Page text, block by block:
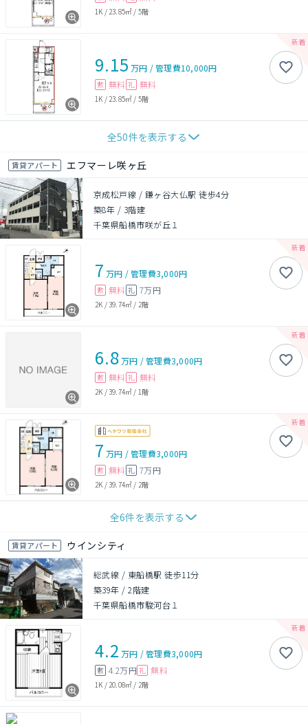
1K / 23.85㎡ / 5階
9.15 万円 /管理費10,000円
敷 無料 礼 無料
1K / 23.85㎡ / 5階
全50件を表示する
賃貸アパート エフマーレ咲ヶ丘
京成松戸線 / 鎌ヶ谷大仏駅 徒歩4分
築8年 / 3階建
千葉県船橋市咲が丘１
7 万円 /管理費3,000円
敷 無料 礼 7万円
2K /39.74㎡ / 2階
6.8万円 /管理費3,000円
敷 無料 礼 無料
2K /39.74㎡ / 1階
7 万円 /管理費3,000円
敷 無料 礼 7万円
2K /39.74㎡ / 2階
全6件を表示する
賃貸アパート ウインシティ
総武線 / 東船橋駅 徒歩11分
築39年 /2階建
千葉県船橋市駿河台１
4.2 万円 /管理費3,000円
敷 4.2万円 礼 無料
1K / 20.08㎡ / 2階